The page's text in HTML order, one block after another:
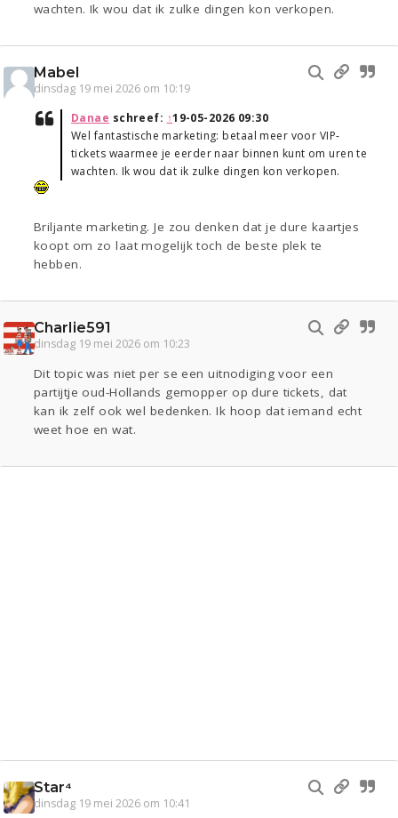
wachten. Ik wou dat ik zulke dingen kon verkopen.
Mabel
dinsdag 19 mei 2026 om 10:19
Danae schreef: ↑19-05-2026 09:30
Wel fantastische marketing: betaal meer voor VIP-
tickets waarmee je eerder naar binnen kunt om uren te
wachten. Ik wou dat ik zulke dingen kon verkopen.
Briljante marketing. Je zou denken dat je dure kaartjes
koopt om zo laat mogelijk toch de beste plek te
hebben.
Charlie591
dinsdag 19 mei 2026 om 10:23
Dit topic was niet per se een uitnodiging voor een
partijtje oud-Hollands gemopper op dure tickets, dat
kan ik zelf ook wel bedenken. Ik hoop dat iemand echt
weet hoe en wat.
Star⁴
dinsdag 19 mei 2026 om 10:41